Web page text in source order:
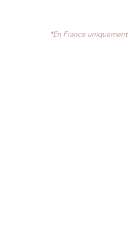
*En France uniquement